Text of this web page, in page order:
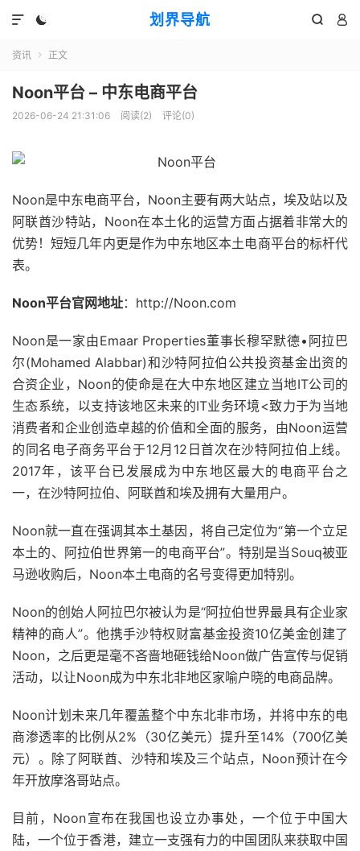
划界导航
  

资讯  正文
Noon平台 – 中东电商平台
2026-06-24 21:31:06 阅读(2) 评论(0)
Noon是中东电商平台，Noon主要有两大站点，埃及站以及
阿联酋沙特站，Noon在本土化的运营方面占据着非常大的
优势！短短几年内更是作为中东地区本土电商平台的标杆代
表。
Noon平台官网地址：http://Noon.com
Noon是一家由Emaar Properties董事长穆罕默德•阿拉巴
尔(Mohamed Alabbar)和沙特阿拉伯公共投资基金出资的
合资企业，Noon的使命是在大中东地区建立当地IT公司的
生态系统，以支持该地区未来的IT业务环境<致力于为当地
消费者和企业创造卓越的价值和全面的服务，由Noon运营
的同名电子商务平台于12月12日首次在沙特阿拉伯上线。
2017年，该平台已发展成为中东地区最大的电商平台之
一，在沙特阿拉伯、阿联酋和埃及拥有大量用户。
Noon就一直在强调其本土基因，将自己定位为“第一个立足
本土的、阿拉伯世界第一的电商平台”。特别是当Souq被亚
马逊收购后，Noon本土电商的名号变得更加特别。
Noon的创始人阿拉巴尔被认为是“阿拉伯世界最具有企业家
精神的商人”。他携手沙特权财富基金投资10亿美金创建了
Noon，之后更是毫不吝啬地砸钱给Noon做广告宣传与促销
活动，以让Noon成为中东北非地区家喻户晓的电商品牌。
Noon计划未来几年覆盖整个中东北非市场，并将中东的电
商渗透率的比例从2%（30亿美元）提升至14%（700亿美
元）。除了阿联酋、沙特和埃及三个站点，Noon预计在今
年开放摩洛哥站点。
目前，Noon宣布在我国也设立办事处，一个位于中国大
陆，一个位于香港，建立一支强有力的中国团队来获取中国